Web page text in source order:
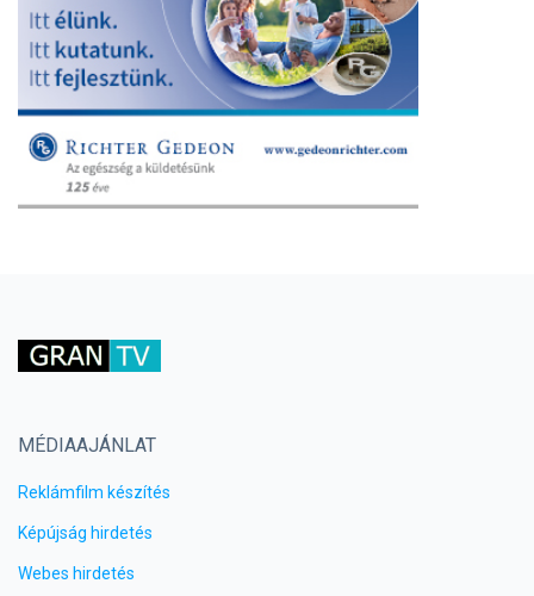
MÉDIAAJÁNLAT
Reklámfilm készítés
Képújság hirdetés
Webes hirdetés